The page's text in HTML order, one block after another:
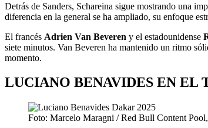
Detrás de Sanders, Schareina sigue mostrando una
diferencia en la general se ha ampliado, su enfoque
El francés Adrien Van Beveren y el estadounidense
siete minutos. Van Beveren ha mantenido un ritmo
momento.
LUCIANO BENAVIDES EN EL
Foto: Marcelo Maragni / Red Bull Content Pool,